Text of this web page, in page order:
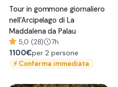
Tour in gommone giornaliero
nell'Arcipelago di La
Maddalena da Palau
5,0 (28) 7h
1100€per 2 persone
⚡Conferma immediata